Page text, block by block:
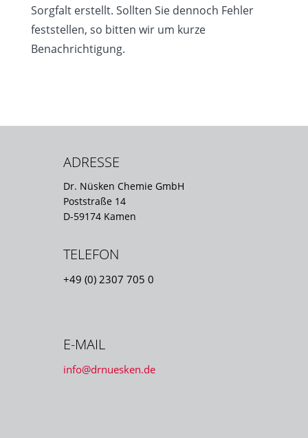
Sorgfalt erstellt. Sollten Sie dennoch Fehler
feststellen, so bitten wir um kurze
Benachrichtigung.
ADRESSE
Dr. Nüsken Chemie GmbH
Poststraße 14
D-59174 Kamen
TELEFON
+49 (0) 2307 705 0
E-MAIL
info@drnuesken.de